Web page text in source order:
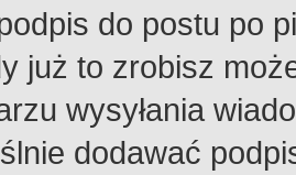
do postu po
już to zrobisz
wysyłania
dodawać